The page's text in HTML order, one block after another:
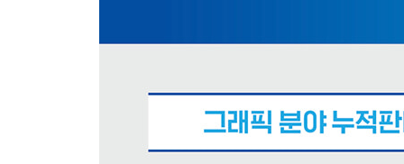
2 포토샵 주요 패널과 기능 알아보기
3 사용자 정의 패널 구성하기
4 내게 맞는 작업 환경 만들기